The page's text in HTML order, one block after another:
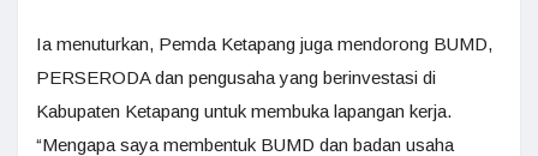
Ia menuturkan, Pemda Ketapang juga mendorong BUMD,
PERSERODA dan pengusaha yang berinvestasi di
Kabupaten Ketapang untuk membuka lapangan kerja.
“Mengapa saya membentuk BUMD dan badan usaha